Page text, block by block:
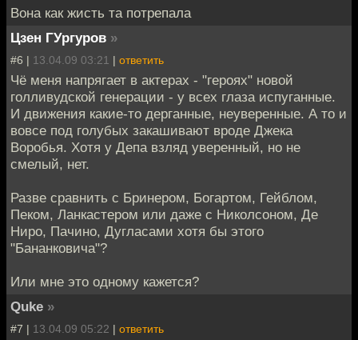
Вона как жисть та потрепала
Цзен ГУргуров »
#6 | 13.04.09 03:21 | ответить
Чё меня напрягает в актерах - "героях" новой
голливудской генерации - у всех глаза испуганные.
И движения какие-то дерганные, неуверенные. А то и
вовсе под голубых закашивают вроде Джека
Воробья. Хотя у Депа взляд уверенный, но не
смелый, нет.
Разве сравнить с Бринером, Богартом, Гейблом,
Пеком, Ланкастером или даже с Николсоном, Де
Ниро, Пачино, Дугласами хотя бы этого
"Бананковича"?
Или мне это одному кажется?
Quke »
#7 | 13.04.09 05:22 | ответить